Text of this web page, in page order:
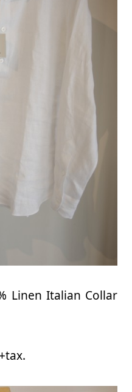
Linen Italian Collar